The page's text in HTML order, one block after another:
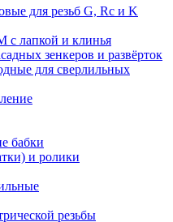
для резьб G, Rc и K
лапкой и клинья
зенкеров и развёрток
для сверлильных
бабки
и ролики
резьбы